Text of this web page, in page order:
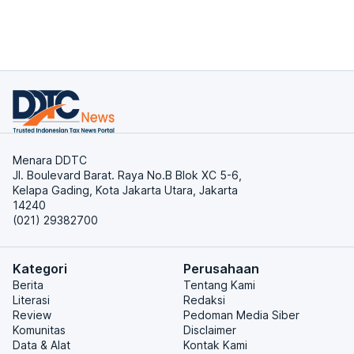
Menara DDTC
Jl. Boulevard Barat. Raya No.B Blok XC 5-6,
Kelapa Gading, Kota Jakarta Utara, Jakarta
14240
(021) 29382700
Kategori
Berita
Literasi
Review
Komunitas
Data & Alat
Perusahaan
Tentang Kami
Redaksi
Pedoman Media Siber
Disclaimer
Kontak Kami